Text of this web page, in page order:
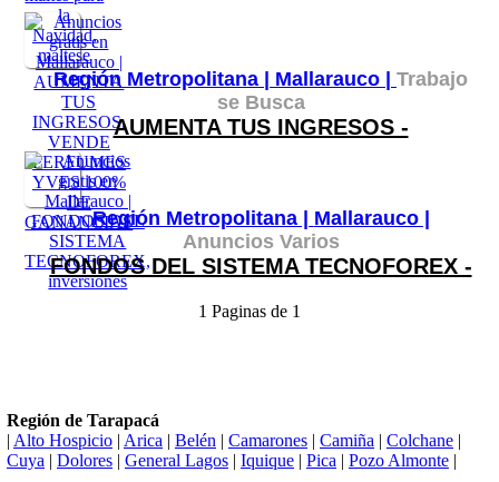
Región Metropolitana | Mallarauco | Trabajo
se Busca
AUMENTA TUS INGRESOS -
Región Metropolitana | Mallarauco |
Anuncios Varios
FONDOS DEL SISTEMA TECNOFOREX -
1 Paginas de 1
Región de Tarapacá
| Alto Hospicio | Arica | Belén | Camarones | Camiña | Colchane |
Cuya | Dolores | General Lagos | Iquique | Pica | Pozo Almonte |